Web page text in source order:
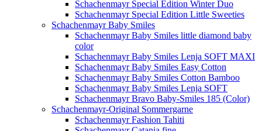
Schachenmayr Special Edition Winter Duo
Schachenmayr Special Edition Little Sweeties
Schachenmayr Baby Smiles
Schachenmayr Baby Smiles little diamond baby
color
Schachenmayr Baby Smiles Lenja SOFT MAXI
Schachenmayr Baby Smiles Easy Cotton
Schachenmayr Baby Smiles Cotton Bamboo
Schachenmayr Baby Smiles Lenja SOFT
Schachenmayr Bravo Baby-Smiles 185 (Color)
Schachenmayr-Original Sommergarne
Schachenmayr Fashion Tahiti